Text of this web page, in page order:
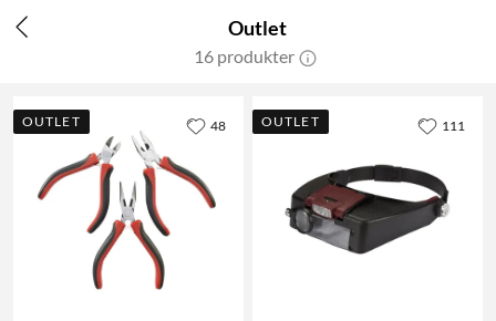
Outlet
16 produkter
OUTLET 48 OUTLET 111